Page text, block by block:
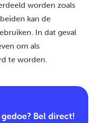
worden zoals
kan de
In dat geval
om als
te worden.
Bel direct!